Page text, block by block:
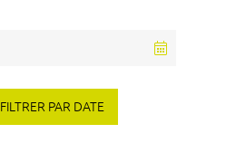
FILTRER PAR DATE